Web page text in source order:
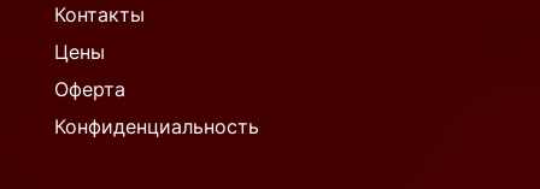
Контакты
Цены
Оферта
Конфиденциальность